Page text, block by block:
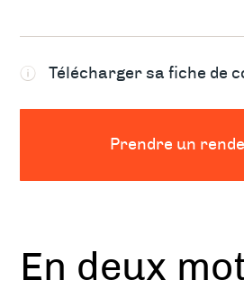
En deux
Télécharger sa fiche de
Prendre un